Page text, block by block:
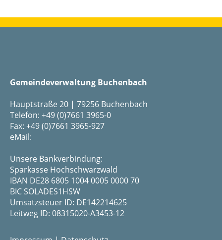
Gemeindeverwaltung Buchenbach
Hauptstraße 20 | 79256 Buchenbach
Telefon: +49 (0)7661 3965-0
Fax: +49 (0)7661 3965-927
eMail:
Unsere Bankverbindung:
Sparkasse Hochschwarzwald
IBAN DE28 6805 1004 0005 0000 70
BIC SOLADES1HSW
Umsatzsteuer ID: DE142214625
Leitweg ID: 08315020-A3453-12